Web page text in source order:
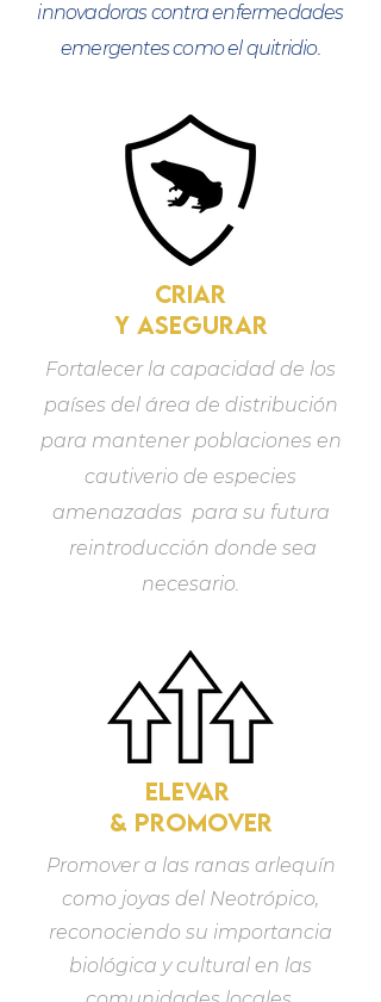
innovadoras contra enfermedades
emergentes como el quitridio.
criar
y ASEGURAR
Fortalecer la capacidad de los
países del área de distribución
para mantener poblaciones en
cautiverio de especies
amenazadas para su futura
reintroducción donde sea
necesario.
elevar
& PROMOVER
Promover a las ranas arlequín
como joyas del Neotrópico,
reconociendo su importancia
biológica y cultural en las